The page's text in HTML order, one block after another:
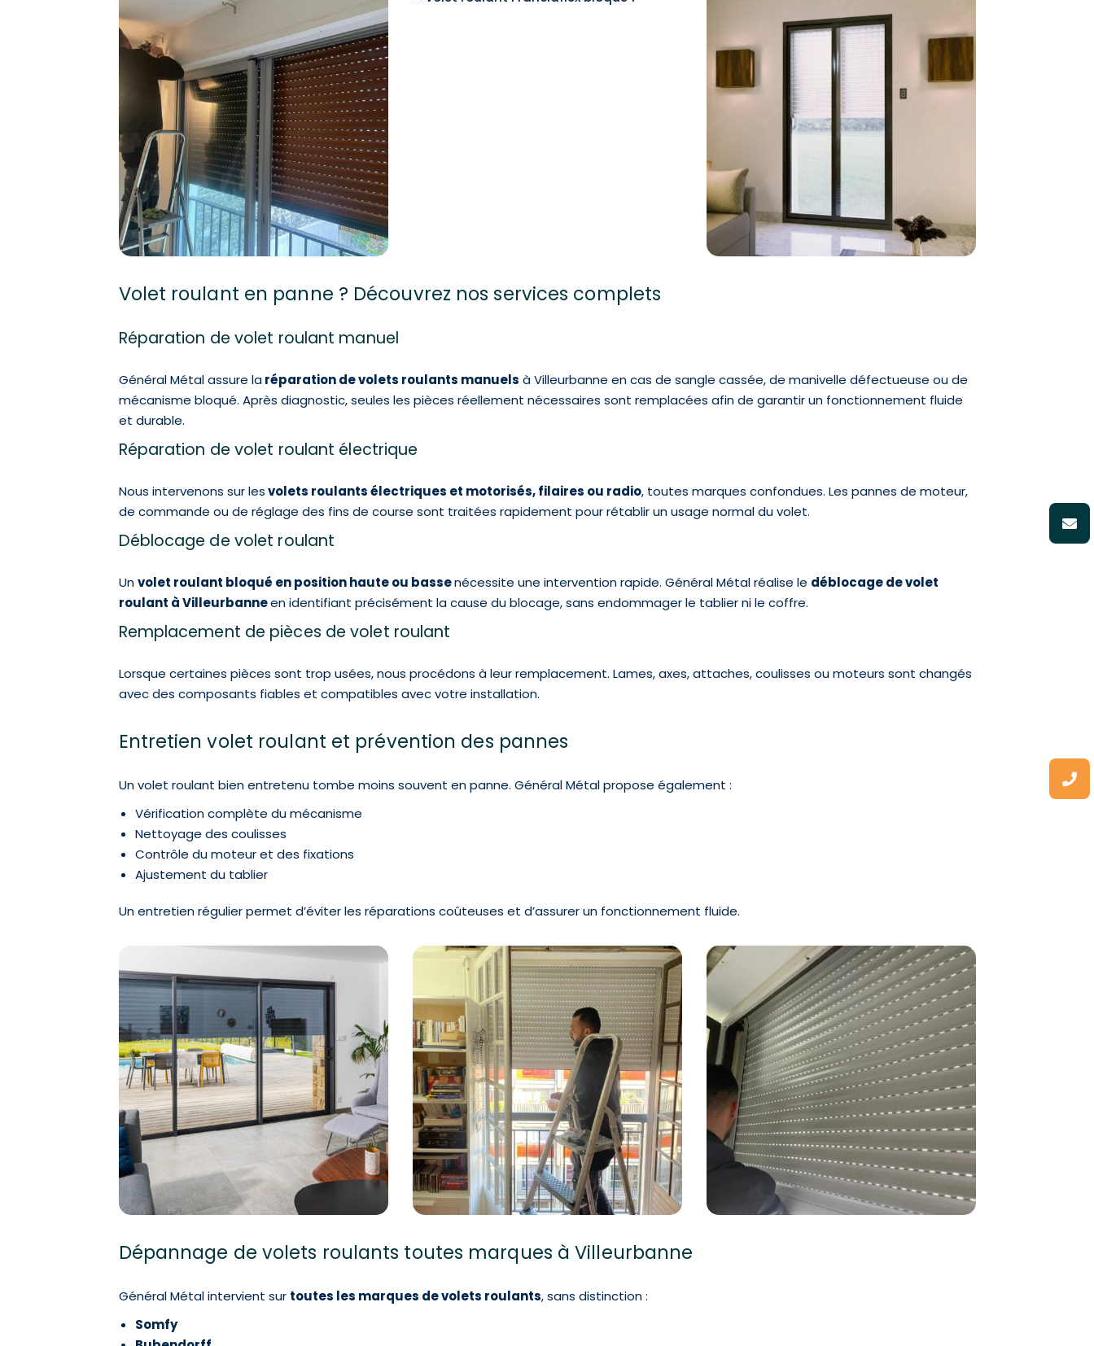
Volet roulant en panne ? Découvrez nos services complets
Réparation de volet roulant manuel
Général Métal assure laréparation de volets roulants manuels à Villeurbanne en cas de sangle cassée, de manivelle défectueuse ou de
mécanisme bloqué. Après diagnostic, seules les pièces réellement nécessaires sont remplacées afin de garantir un fonctionnement fluide
et durable.
Réparation de volet roulant électrique
Nous intervenons sur lesvolets roulants électriques et motorisés, filaires ou radio, toutes marques confondues. Les pannes de moteur,
de commande ou de réglage des fins de course sont traitées rapidement pour rétablir un usage normal du volet.
Déblocage de volet roulant
Unvolet roulant bloqué en position haute ou bassenécessite une intervention rapide. Général Métal réalise le déblocage de volet
roulant à Villeurbanneen identifiant précisément la cause du blocage, sans endommager le tablier ni le coffre.
Remplacement de pièces de volet roulant
Lorsque certaines pièces sont trop usées, nous procédons à leur remplacement. Lames, axes, attaches, coulisses ou moteurs sont changés
avec des composants fiables et compatibles avec votre installation.
Entretien volet roulant et prévention des pannes
Un volet roulant bien entretenu tombe moins souvent en panne. Général Métal propose également :
Vérification complète du mécanisme
Nettoyage des coulisses
Contrôle du moteur et des fixations
Ajustement du tablier
Un entretien régulier permet d’éviter les réparations coûteuses et d’assurer un fonctionnement fluide.
Dépannage de volets roulants toutes marques à Villeurbanne
Général Métal intervient sur toutes les marques de volets roulants, sans distinction :
Somfy